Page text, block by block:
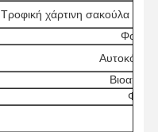
Τροφική χάρτινη σακούλα